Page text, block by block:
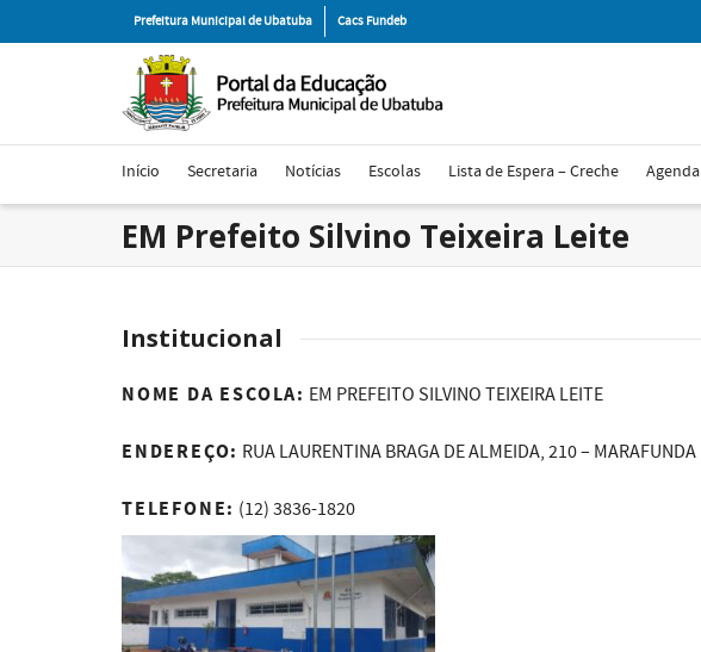
Prefeitura Municipal de Ubatuba Cacs Fundeb
Início Secretaria Notícias Escolas Lista de Espera – Creche Agenda
EM Prefeito Silvino Teixeira Leite
Institucional
NOME DA ESCOLA: EM PREFEITO SILVINO TEIXEIRA LEITE
ENDEREÇO: RUA LAURENTINA BRAGA DE ALMEIDA, 210 – MARAFUNDA
TELEFONE: (12) 3836-1820